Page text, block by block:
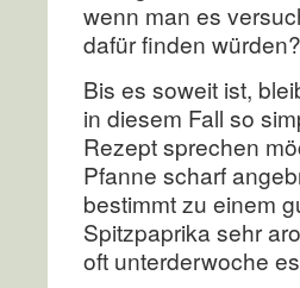
wenn man es
dafür finden
Bis es soweit ist,
in diesem Fall so
Rezept sprechen
Pfanne scharf
bestimmt zu einem
Spitzpaprika sehr
oft unterderwoche